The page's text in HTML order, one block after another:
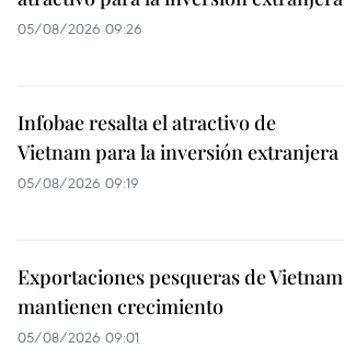
05/08/2026 09:26
Infobae resalta el atractivo de
Vietnam para la inversión extranjera
05/08/2026 09:19
Exportaciones pesqueras de Vietnam
mantienen crecimiento
05/08/2026 09:01